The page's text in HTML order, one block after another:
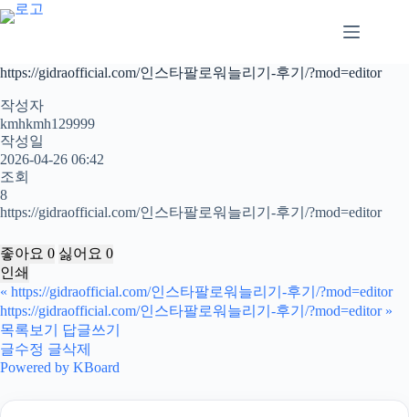
본
문
로
너
뛰
기
https://gidraofficial.com/인스타팔로워늘리기-후기/?mod=editor
작성자
kmhkmh129999
작성일
2026-04-26 06:42
조회
8
https://gidraofficial.com/인스타팔로워늘리기-후기/?mod=editor
좋아요 0 싫어요 0
인쇄
« https://gidraofficial.com/인스타팔로워늘리기-후기/?mod=editor
https://gidraofficial.com/인스타팔로워늘리기-후기/?mod=editor »
목록보기
답글쓰기
글수정 글삭제
Powered by KBoard